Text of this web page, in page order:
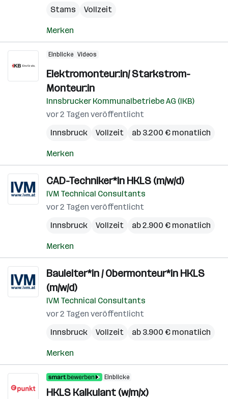
Stams
Vollzeit
Merken
Einblicke Videos
Elektromonteur:in/ Starkstrom-
Monteur:in
Innsbrucker Kommunalbetriebe AG (IKB)
vor 2 Tagen veröffentlicht
Innsbruck
Vollzeit ab 3.200 € monatlich
Merken
CAD-Techniker*in HKLS (m/w/d)
IVM Technical Consultants
vor 2 Tagen veröffentlicht
Innsbruck
Vollzeit ab 2.900 € monatlich
Merken
Bauleiter*in / Obermonteur*in HKLS
(m/w/d)
IVM Technical Consultants
vor 2 Tagen veröffentlicht
Innsbruck
Vollzeit ab 3.900 € monatlich
Merken
Einblicke
HKLS Kalkulant (w/m/x)